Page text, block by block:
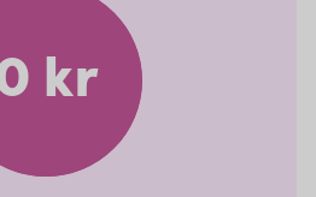
kr